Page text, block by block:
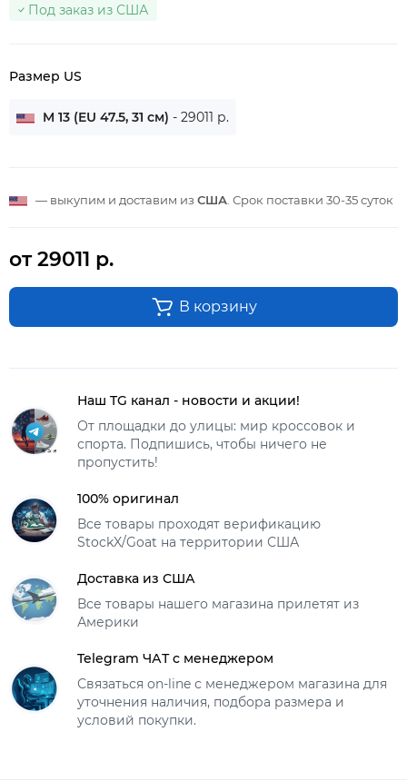
Под заказ из США
Размер US
M 13 (EU 47.5, 31 см) - 29011 р.
— выкупим и доставим из США . Срок поставки 30-35 суток
от 29011 р.
В корзину
Наш TG канал - новости и акции!
От площадки до улицы: мир кроссовок и
спорта. Подпишись, чтобы ничего не
пропустить!
100% оригинал
Все товары проходят верификацию
StockX/Goat на территории США
Доставка из США
Все товары нашего магазина прилетят из
Америки
Telegram ЧАТ с менеджером
Связаться on-line с менеджером магазина для
уточнения наличия, подбора размера и
условий покупки.